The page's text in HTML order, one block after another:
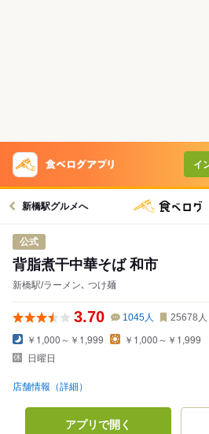
イ
新橋駅グルメへ
公式
背脂煮干中華そば 和市
新橋駅/ラーメン､ つけ麺
3.70 1045人 25678 人
￥1,000～￥1,999
￥1,000～￥1,999
日曜日
店舗情報（詳細）
アプリで開く